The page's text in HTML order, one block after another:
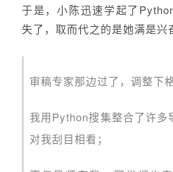
于是，小陈迅速学起了
失了，取而代之的是她满是兴
审稿专家那边过了，调整下
我用Python搜集整合了许多
对我刮目相看；